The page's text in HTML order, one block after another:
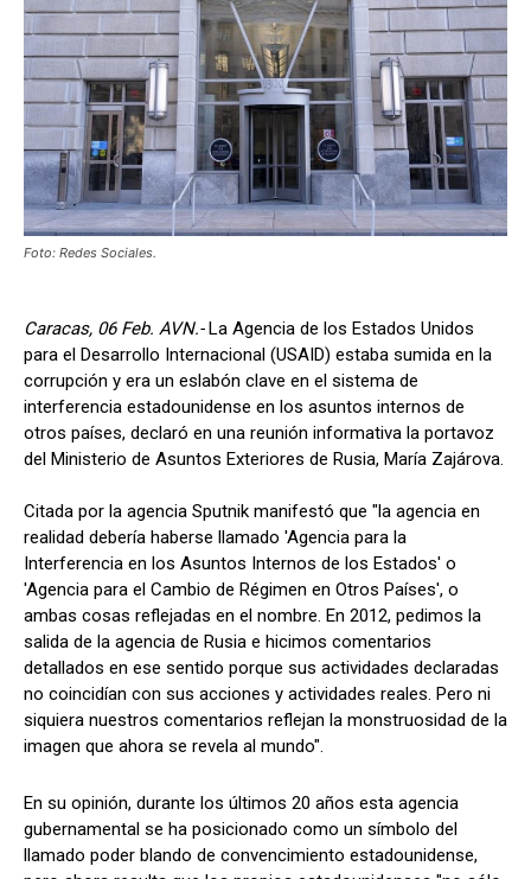
Foto: Redes Sociales.
Caracas, 06 Feb. AVN.-La Agencia de los Estados Unidos
para el Desarrollo Internacional (USAID) estaba sumida en la
corrupción y era un eslabón clave en el sistema de
interferencia estadounidense en los asuntos internos de
otros países, declaró en una reunión informativa la portavoz
del Ministerio de Asuntos Exteriores de Rusia, María Zajárova.
Citada por la agencia Sputnik manifestó que "la agencia en
realidad debería haberse llamado 'Agencia para la
Interferencia en los Asuntos Internos de los Estados' o
'Agencia para el Cambio de Régimen en Otros Países', o
ambas cosas reflejadas en el nombre. En 2012, pedimos la
salida de la agencia de Rusia e hicimos comentarios
detallados en ese sentido porque sus actividades declaradas
no coincidían con sus acciones y actividades reales. Pero ni
siquiera nuestros comentarios reflejan la monstruosidad de la
imagen que ahora se revela al mundo".
En su opinión, durante los últimos 20 años esta agencia
gubernamental se ha posicionado como un símbolo del
llamado poder blando de convencimiento estadounidense,